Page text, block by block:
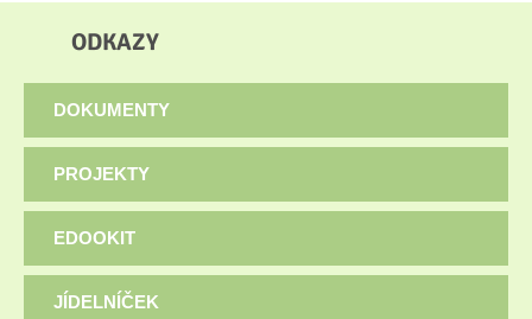
ODKAZY
DOKUMENTY
PROJEKTY
EDOOKIT
JÍDELNÍČEK